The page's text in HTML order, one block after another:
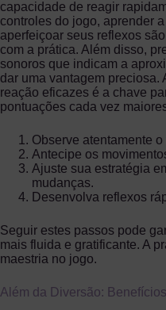
capacidade de reagir
controles do jogo, aprender
aperfeiçoar seus reflexos
com a prática. Além disso,
sonoros que indicam a
dar uma vantagem preciosa.
reação eficazes é a chave
pontuações cada vez
Observe atentamente
Antecipe os
Ajuste sua estratégia
mudanças.
Desenvolva reflexos
Seguir estes passos pode
mais fluida e gratificante. A
maestria no jogo.
Além da Diversão: